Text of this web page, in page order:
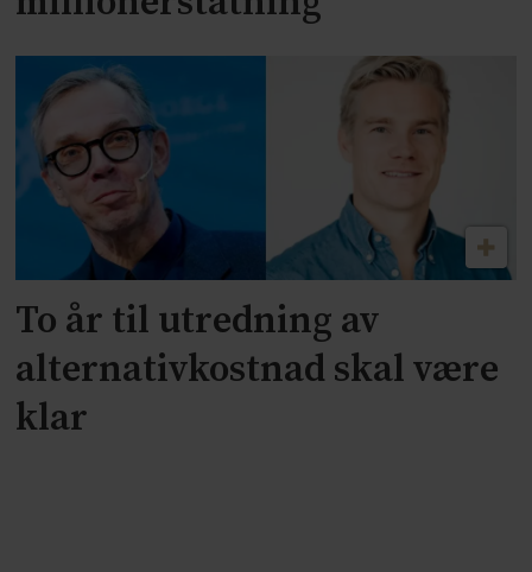
To år til utredning av
alternativkostnad skal være
klar